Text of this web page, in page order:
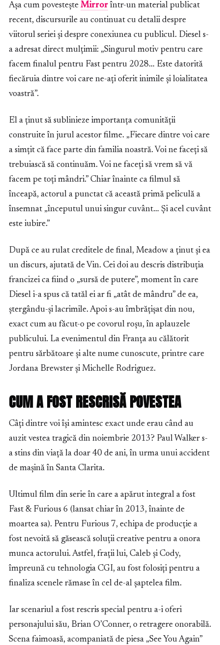
Așa cum povestește Mirror într-un material publicat
recent, discursurile au continuat cu detalii despre
viitorul seriei și despre conexiunea cu publicul. Diesel s-
a adresat direct mulțimii: „Singurul motiv pentru care
facem finalul pentru Fast pentru 2028… Este datorită
fiecăruia dintre voi care ne-ați oferit inimile și loialitatea
voastră”.
El a ținut să sublinieze importanța comunității
construite în jurul acestor filme. „Fiecare dintre voi care
a simțit că face parte din familia noastră. Voi ne faceți să
trebuiască să continuăm. Voi ne faceți să vrem să vă
facem pe toți mândri.” Chiar înainte ca filmul să
înceapă, actorul a punctat că această primă peliculă a
însemnat „începutul unui singur cuvânt… Și acel cuvânt
este iubire.”
După ce au rulat creditele de final, Meadow a ținut și ea
un discurs, ajutată de Vin. Cei doi au descris distribuția
francizei ca fiind o „sursă de putere”, moment în care
Diesel i-a spus că tatăl ei ar fi „atât de mândru” de ea,
ștergându-și lacrimile. Apoi s-au îmbrățișat din nou,
exact cum au făcut-o pe covorul roșu, în aplauzele
publicului. La evenimentul din Franța au călătorit
pentru sărbătoare și alte nume cunoscute, printre care
Jordana Brewster și Michelle Rodriguez.
CUM A FOST RESCRISĂ POVESTEA
Câți dintre voi își amintesc exact unde erau când au
auzit vestea tragică din noiembrie 2013? Paul Walker s-
a stins din viață la doar 40 de ani, în urma unui accident
de mașină în Santa Clarita.
Ultimul film din serie în care a apărut integral a fost
Fast & Furious 6 (lansat chiar în 2013, înainte de
moartea sa). Pentru Furious 7, echipa de producție a
fost nevoită să găsească soluții creative pentru a onora
munca actorului. Astfel, frații lui, Caleb și Cody,
împreună cu tehnologia CGI, au fost folosiți pentru a
finaliza scenele rămase în cel de-al șaptelea film.
Iar scenariul a fost rescris special pentru a-i oferi
personajului său, Brian O’Conner, o retragere onorabilă.
Scena faimoasă, acompaniată de piesa „See You Again”